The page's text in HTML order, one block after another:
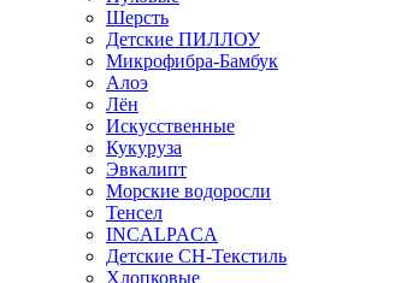
Шерсть
Детские ПИЛЛОУ
Микрофибра-Бамбук
Алоэ
Лён
Искусственные
Кукуруза
Эвкалипт
Морские водоросли
Тенсел
INCALPACA
Детские СН-Текстиль
Хлопковые